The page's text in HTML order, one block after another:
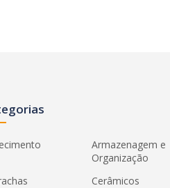
Armazenagem e
Organização
Cerâmicos